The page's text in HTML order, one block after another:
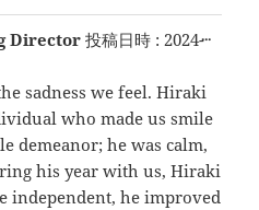
Director投稿日時 : 2024-
sadness we feel. Hiraki
who made us smile
demeanor; he was calm,
his year with us, Hiraki
independent, he improved
...こ
ボ
ス
を